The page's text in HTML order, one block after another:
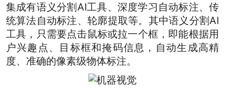
集成有语义分割AI工具、深度学习自动标注、传
统算法自动标注、轮廓提取等。其中语义分割AI
工具，只需要点击鼠标或拉一个框，即能根据用
户兴趣点、目标框和掩码信息，自动生成高精
度、准确的像素级物体标注。